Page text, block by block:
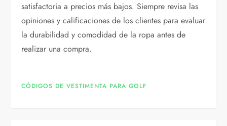
satisfactoria a precios más bajos. Siempre revisa las
opiniones y calificaciones de los clientes para evaluar
la durabilidad y comodidad de la ropa antes de
realizar una compra.
CÓDIGOS DE VESTIMENTA PARA GOLF